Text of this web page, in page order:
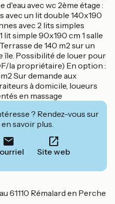
d'eau avec wc 2ème étage :
avec un lit double 140x190
avec 2 lits simples
lit simple 90x190 cm 1 salle
de 140 m2 sur un
île. Possibilité de louer pour
la propriétaire) En option :
Sur demande aux
à domicile, loueurs
en massage
? Rendez-vous sur
savoir plus.
Site web
61110 Rémalard en Perche